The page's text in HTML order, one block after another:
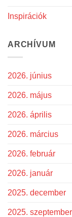
Inspirációk
ARCHÍVUM
2026. június
2026. május
2026. április
2026. március
2026. február
2026. január
2025. december
2025. szeptember